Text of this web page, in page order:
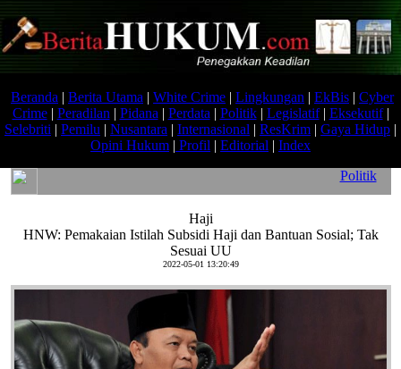
Beranda | Berita Utama | White Crime | Lingkungan | EkBis | Cyber
Crime| Peradilan | Pidana | Perdata | Politik| Legislatif| Eksekutif|
Selebriti | Pemilu | Nusantara | Internasional | ResKrim | Gaya Hidup |
Opini Hukum | Profil | Editorial | Index
Politik
Haji
HNW: Pemakaian Istilah Subsidi Haji dan Bantuan Sosial; Tak
Sesuai UU
2022-05-01 13:20:49